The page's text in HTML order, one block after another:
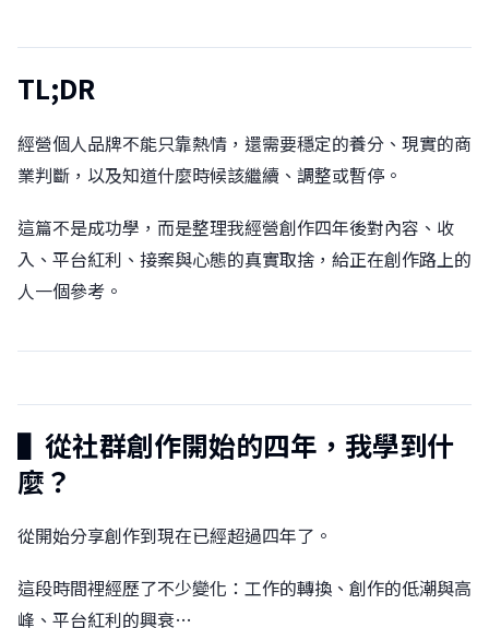
TL;DR
經營個人品牌不能只靠熱情，還需要穩定的養分、現實的商
業判斷，以及知道什麼時候該繼續、調整或暫停。
這篇不是成功學，而是整理我經營創作四年後對內容、收
入、平台紅利、接案與心態的真實取捨，給正在創作路上的
人一個參考。
▌從社群創作開始的四年，我學到什
麼？
從開始分享創作到現在已經超過四年了。
這段時間裡經歷了不少變化：工作的轉換、創作的低潮與高
峰、平台紅利的興衰…